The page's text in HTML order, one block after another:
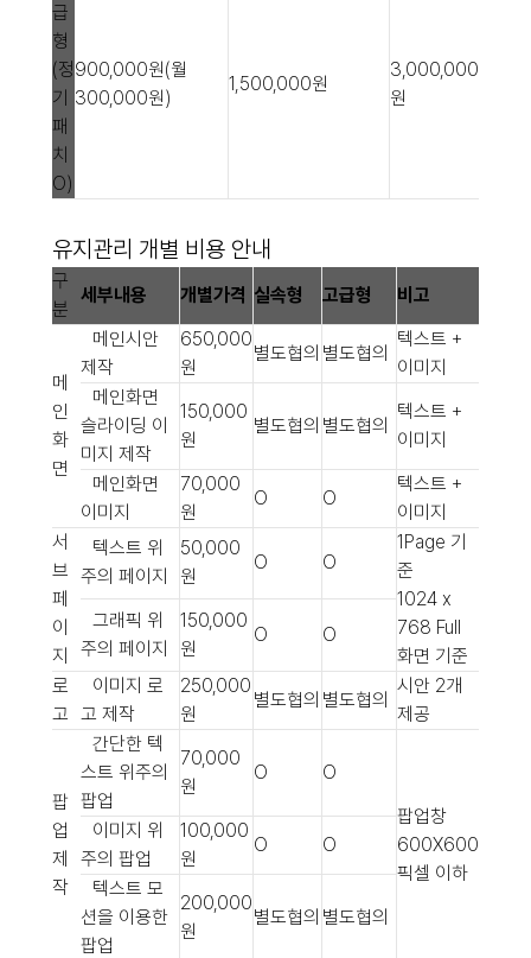
급
형
(정
기
패
치
O)
900,000원(월
300,000원)
1,500,000원
3,000,000
원
유지관리 개별 비용 안내
구
분
세부내용 개별가격 실속형 고급형 비고
메
인
화
면
메인시안
제작
650,000
원
별도협의 별도협의
텍스트 +
이미지
메인화면
슬라이딩 이
미지 제작
150,000
원
별도협의 별도협의
텍스트 +
이미지
메인화면
이미지
70,000
원
O O
텍스트 +
이미지
서
브
페
이
지
텍스트 위
주의 페이지
50,000
원
O O
1Page 기
준
1024 x
768 Full
화면 기준
그래픽 위
주의 페이지
150,000
원
O O
로
고
이미지 로
고 제작
250,000
원
별도협의 별도협의
시안 2개
제공
팝
업
제
작
간단한 텍
스트 위주의
팝업
70,000
원
O
O
팝업창
600X600
픽셀 이하
이미지 위
주의 팝업
100,000
원
O
O
텍스트 모
션을 이용한
팝업
200,000
원
별도협의 별도협의